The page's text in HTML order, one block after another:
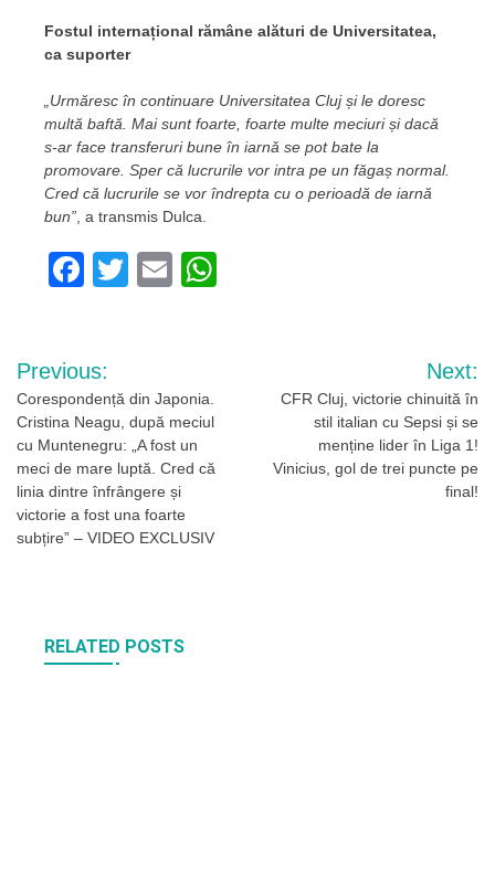
Fostul internațional rămâne alături de Universitatea,
ca suporter
„Urmăresc în continuare Universitatea Cluj și le doresc
multă baftă. Mai sunt foarte, foarte multe meciuri și dacă
s-ar face transferuri bune în iarnă se pot bate la
promovare. Sper că lucrurile vor intra pe un făgaș normal.
Cred că lucrurile se vor îndrepta cu o perioadă de iarnă
bun” , a transmis Dulca.
Facebook
Twitter
Email
Navigare
în
articole
Previous:
Corespondență din Japonia.
Cristina Neagu, după meciul
cu Muntenegru: „A fost un
meci de mare luptă. Cred că
linia dintre înfrângere și
victorie a fost una foarte
subțire” – VIDEO EXCLUSIV
Next:
CFR Cluj, victorie chinuită în
stil italian cu Sepsi și se
menține lider în Liga 1!
Vinicius, gol de trei puncte pe
final!
RELATED POSTS